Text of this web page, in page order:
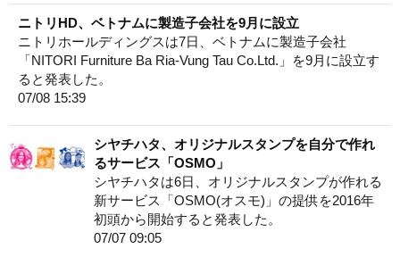
ニトリHD、ベトナムに製造子会社を9月に設立
ニトリホールディングスは7日、ベトナムに製造子会社
「NITORI Furniture Ba Ria-Vung Tau Co.Ltd.」を9月に設立す
ると発表した。
07/08 15:39
シヤチハタ、オリジナルスタンプを自分で作れ
るサービス「OSMO」
シヤチハタは6日、オリジナルスタンプが作れる
新サービス「OSMO(オスモ)」の提供を2016年
初頭から開始すると発表した。
07/07 09:05